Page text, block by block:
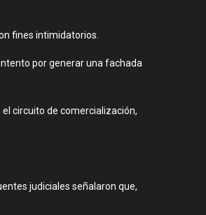
fines intimidatorios.
por generar una fachada
circuito de comercialización,
judiciales señalaron que,